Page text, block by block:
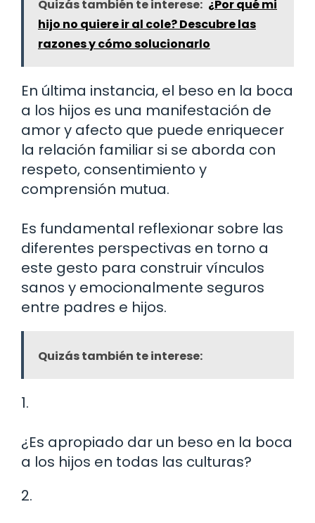
Quizás también te interese: ¿Por qué mi
hijo no quiere ir al cole? Descubre las
razones y cómo solucionarlo
En última instancia, el beso en la boca
a los hijos es una manifestación de
amor y afecto que puede enriquecer
la relación familiar si se aborda con
respeto, consentimiento y
comprensión mutua.
Es fundamental reflexionar sobre las
diferentes perspectivas en torno a
este gesto para construir vínculos
sanos y emocionalmente seguros
entre padres e hijos.
Quizás también te interese:
1.
¿Es apropiado dar un beso en la boca
a los hijos en todas las culturas?
2.